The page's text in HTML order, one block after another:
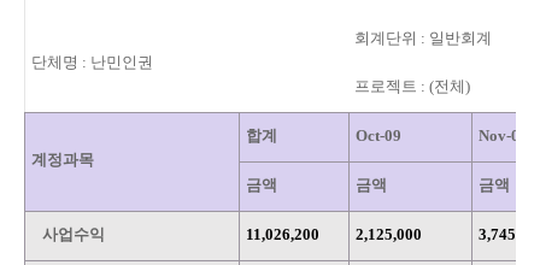
단체명 : 난민인권
회계단위 : 일반회계
프로젝트 : (전체)
계정과목
합계 Oct-09 Nov-09
금액 금액 금액
사업수익 11,026,200 2,125,000